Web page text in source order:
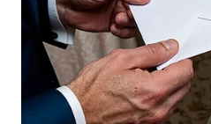
WN DELI
SERDANG
WN
TEBING
TINGGI